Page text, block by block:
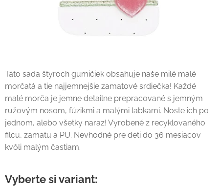
Táto sada štyroch gumičiek obsahuje naše milé malé
morčatá a tie najjemnejšie zamatové srdiečka! Každé
malé morča je jemne detailne prepracované s jemným
ružovým nosom, fúzikmi a malými labkami. Noste ich po
jednom, alebo všetky naraz! Vyrobené z recyklovaného
filcu, zamatu a PU. Nevhodné pre deti do 36 mesiacov
kvôli malým častiam.
Vyberte si variant: